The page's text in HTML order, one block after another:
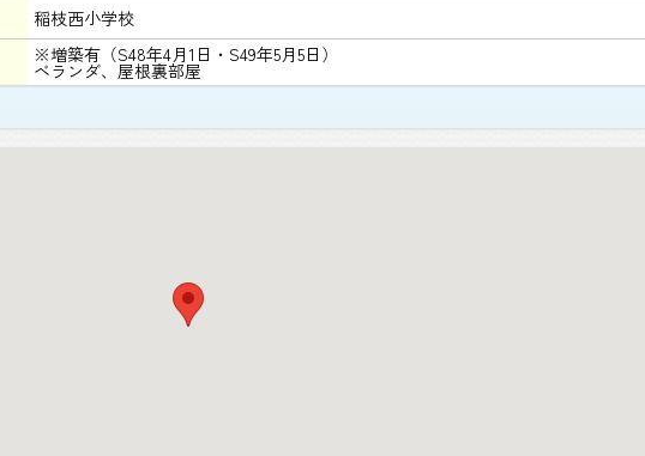
稲枝西小学校
※増築有（S48年4月1日・S49年5月5日）
ベランダ、屋根裏部屋